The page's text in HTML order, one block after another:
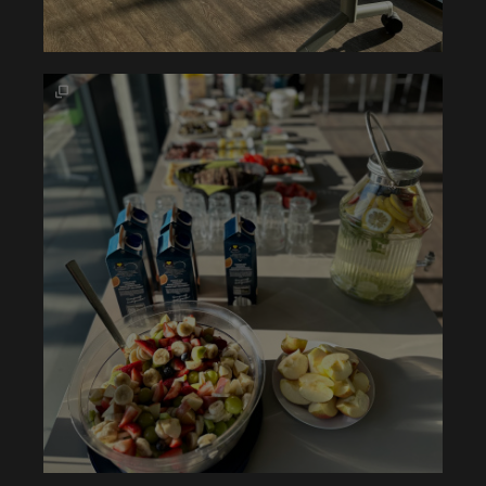
TroPURELINE
WET
TroPURELINE
POSITIV
THERMO
Karriere